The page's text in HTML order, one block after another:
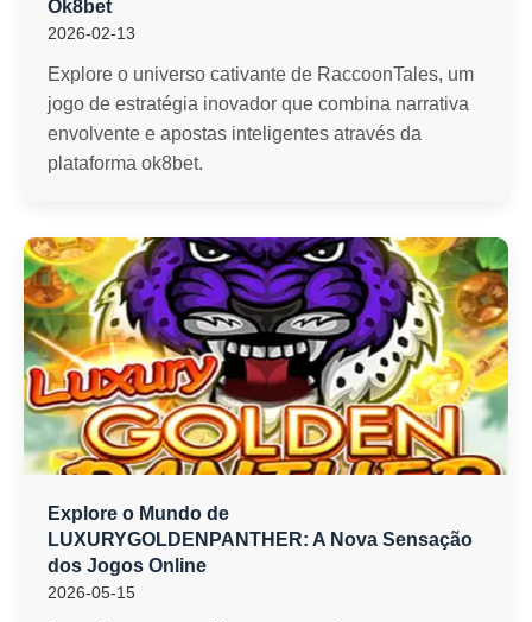
Ok8bet
2026-02-13
Explore o universo cativante de RaccoonTales, um
jogo de estratégia inovador que combina narrativa
envolvente e apostas inteligentes através da
plataforma ok8bet.
Explore o Mundo de
LUXURYGOLDENPANTHER: A Nova Sensação
dos Jogos Online
2026-05-15